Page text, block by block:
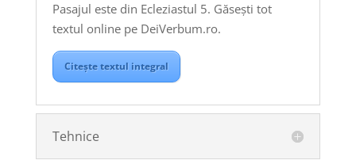
Pasajul este din Ecleziastul 5. Găsești tot
textul online pe DeiVerbum.ro.
Citește textul integral
Tehnice